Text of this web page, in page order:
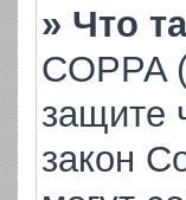
» Что
COPPA
защите
закон